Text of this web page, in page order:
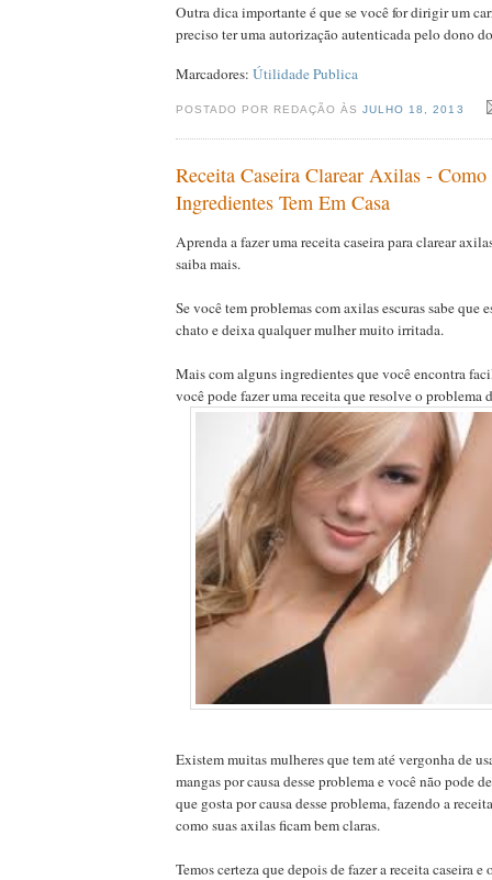
Outra dica importante é que se você for dirigir um
preciso ter uma autorização autenticada pelo dono
Marcadores: Útilidade Publica
POSTADO POR REDAÇÃO ÀSJULHO 18, 2013
Receita Caseira Clarear Axilas - Como
Ingredientes Tem Em Casa
Aprenda a fazer uma receita caseira para clarear
saiba mais.
Se você tem problemas com axilas escuras sabe que
chato e deixa qualquer mulher muito irritada.
Mais com alguns ingredientes que você encontra
você pode fazer uma receita que resolve o problema
Existem muitas mulheres que tem até vergonha de
mangas por causa desse problema e você não pode
que gosta por causa desse problema, fazendo a
como suas axilas ficam bem claras.
Temos certeza que depois de fazer a receita caseira e